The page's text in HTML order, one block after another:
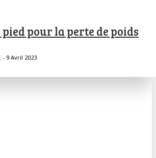
pied pour la perte de poids
- 9 Avril 2023